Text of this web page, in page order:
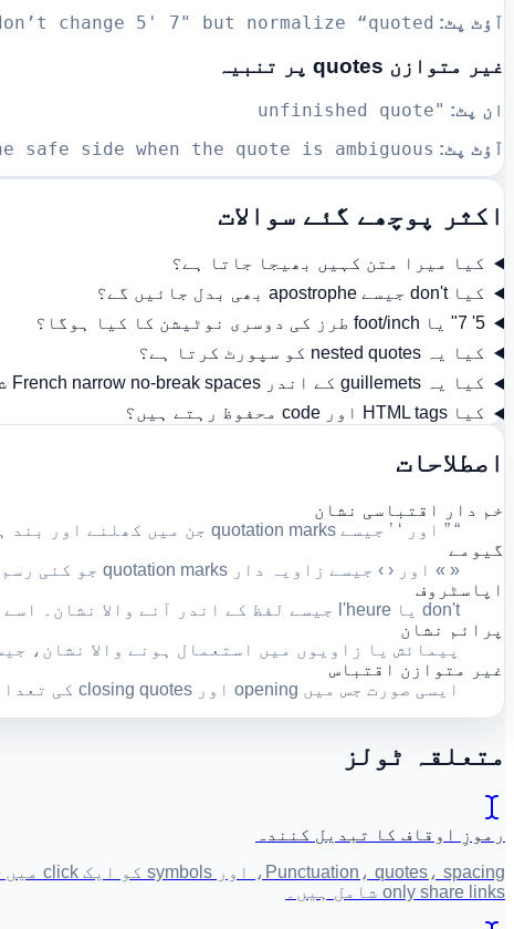
آؤٹ پٹ: change 5' 7" but normalize “quoted”
غیر متوازن quotes پر تنبیہ
ان پٹ: "unfinished quote
آؤٹ پٹ: side when the quote is ambiguous.
اکثر پوچھے گئے سوالات
کیا میرا متن کہیں بھیجا جاتا ہے؟
کیا don't جیسے apostrophe بھی بدل جائیں گے؟
5' 7" یا foot/inch طرز کی دوسری نوٹیشن کا کیا ہوگا؟
کیا یہ nested quotes کو سپورٹ کرتا ہے؟
کیا یہ guillemets کے اندر French narrow no-break spaces شامل کر سکتا ہے؟
کیا HTML tags اور code محفوظ رہتے ہیں؟
اصطلاحات
خم دار اقتباسی نشان
“ ” اور ‘ ’ جیسے quotation marks جن میں کھلنے اور بند ہونے والے نشان مختلف ہوتے ہیں۔
گیومے
« » اور ‹ › جیسے زاویہ دار quotation marks جو کئی رسم الخطوں میں استعمال ہوتے ہیں۔
اپاسٹروف
don't یا l'heure جیسے لفظ کے اندر آنے والا نشان۔ اسے ہمیشہ quote نہیں سمجھنا چاہیے۔
پرائم نشان
پیمائش یا زاویوں میں استعمال ہونے والا نشان، جیسے 5' 7" یا 35° 41'
غیر متوازن اقتباس
ایسی صورت جس میں opening اور closing quotes کی تعداد برابر نہ ہو، اس لیے کچھ نشانات کا کردار مبہم رہ جائے۔
متعلقہ ٹولز
رموزِ اوقاف کا تبدیل کنندہ
only share links شامل ہیں۔